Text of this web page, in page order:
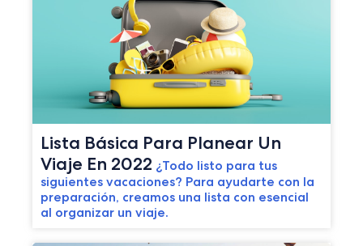
Lista Básica Para Planear Un
Viaje En 2022 ¿Todo listo para tus
siguientes vacaciones? Para ayudarte con la
preparación, creamos una lista con esencial
al organizar un viaje.